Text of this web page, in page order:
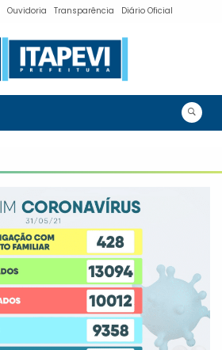
Ouvidoria Transparência Diário Oficial